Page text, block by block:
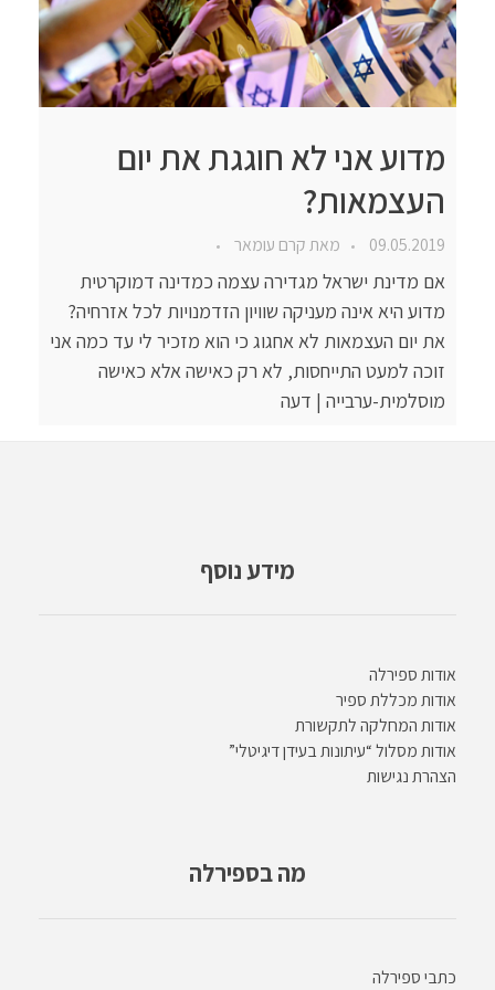
מדוע אני לא חוגגת את יום
העצמאות?
09.05.2019 מאתקרם עומאר
אם מדינת ישראל מגדירה עצמה כמדינה דמוקרטית
מדוע היא אינה מעניקה שוויון הזדמנויות לכל אזרחיה?
את יום העצמאות לא אחגוג כי הוא מזכיר לי עד כמה אני
זוכה למעט התייחסות, לא רק כאישה אלא כאישה
מוסלמית-ערבייה | דעה
מידע נוסף
אודות ספירלה
אודות מכללת ספיר
אודות המחלקה לתקשורת
אודות מסלול “עיתונות בעידן דיגיטלי”
הצהרת נגישות
מה בספירלה
כתבי ספירלה